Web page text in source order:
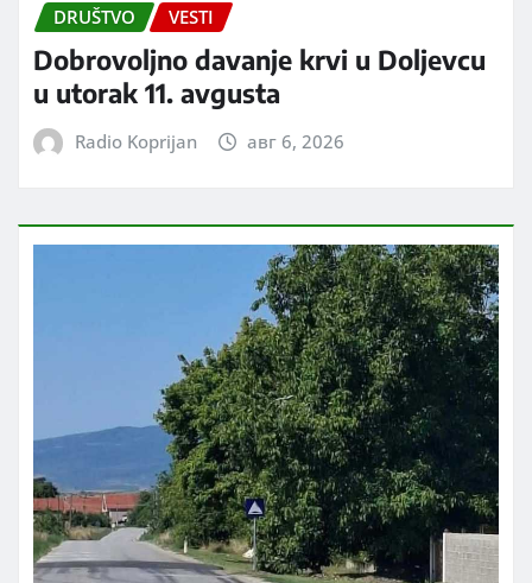
DRUŠTVO VESTI
Dobrovoljno davanje krvi u Doljevcu
u utorak 11. avgusta
Radio Koprijan авг 6, 2026